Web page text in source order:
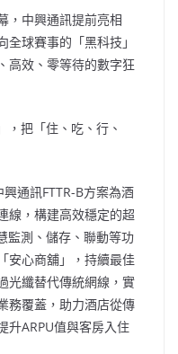
，中興通訊提前亮相
全球賽事的「黑科技」
效、零等待的數字狂
把「住、吃、行、
通訊FTTR-B方案為酒
線，構建高效穩定的超
監測、儲存、聯動等功
安心商舖」，持續最佳
光纖替代傳統網線，實
務覆蓋，助力酒店從傳
升ARPU值與客房入住